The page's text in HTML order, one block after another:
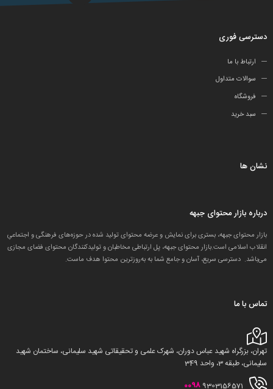
دسترسی فوری
ارتباط با ما
سوالات متداول
فروشگاه
سبد خرید
نشان ها
درباره بازار محتوای جبهه
بازار محتوای جبهه، بستری برای نمایش و عرضه محتوای تولید شده در حوزه‌های فرهنگی و اجتماعیِ
انقلاب اسلامی است.بازار محتوای جبهه، پل ارتباطی مخاطبان و تولید‌کنندگان محتوای فضای مجازی
می‌باشد. دسترسی سریع، آسان و جامع شما به به‌روزترین محتوا هدف ماست.
تماس با ما
تهران، بزرگراه شهید عباس دوران، شهرک علمی و تحقیقاتی شهید سلیمانی، ساختمان شهید
سلیمانی، طبقه 3، واحد 349
0098 9303156571